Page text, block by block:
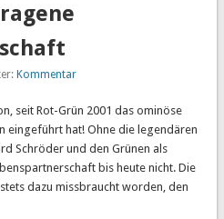
Kommentar
seit Rot-Grün 2001 das ominöse
eingeführt hat! Ohne die legendären
Schröder und den Grünen als
bis heute nicht. Die
dazu missbraucht worden, den